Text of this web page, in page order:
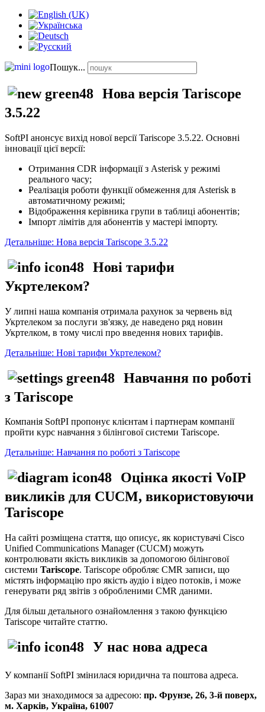
Пошук...
Нова версія Tariscope
3.5.22
SoftPI анонсує вихід нової версії Tariscope 3.5.22. Основні
інновації цієї версії:
Отримання CDR інформації з Asterisk у режимі
реального часу;
Реалізація роботи функції обмеження для Asterisk в
автоматичному режимі;
Відображення керівника групи в таблиці абонентів;
Імпорт лімітів для абонентів у мастері імпорту.
Детальніше: Нова версія Tariscope 3.5.22
Нові тарифи
Укртелеком?
У липні наша компанія отримала рахунок за червень від
Укртелеком за послуги зв'язку, де наведено ряд новин
Укртелком, в тому числі про введення нових тарифів.
Детальніше: Нові тарифи Укртелеком?
Навчання по роботі
з Tariscope
Компанія SoftPI пропонує клієнтам і партнерам компанії
пройти курс навчання з білінгової системи Tariscope.
Детальніше: Навчання по роботі з Tariscope
Оцінка якості VoIP
викликів для CUCM, використовуючи
Tariscope
На сайті розміщена стаття, що описує, як користувачі Cisco
Unified Communications Manager (CUCM) можуть
контролювати якість викликів за допомогою білінгової
системи Tariscope. Tariscope обробляє CMR записи, що
містять інформацію про якість аудіо і відео потоків, і може
генерувати ряд звітів з обробленими CMR даними.
Для більш детального ознайомлення з такою функцією
Tariscope читайте статтю.
У нас нова адреса
У компанії SoftPI змінилася юридична та поштова адреса.
Зараз ми знаходимося за адресою: пр. Фрунзе, 26, 3-й поверх,
м. Харків, Україна, 61007